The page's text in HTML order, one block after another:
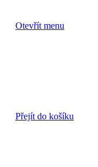
Otevřít menu
Přejít do košíku